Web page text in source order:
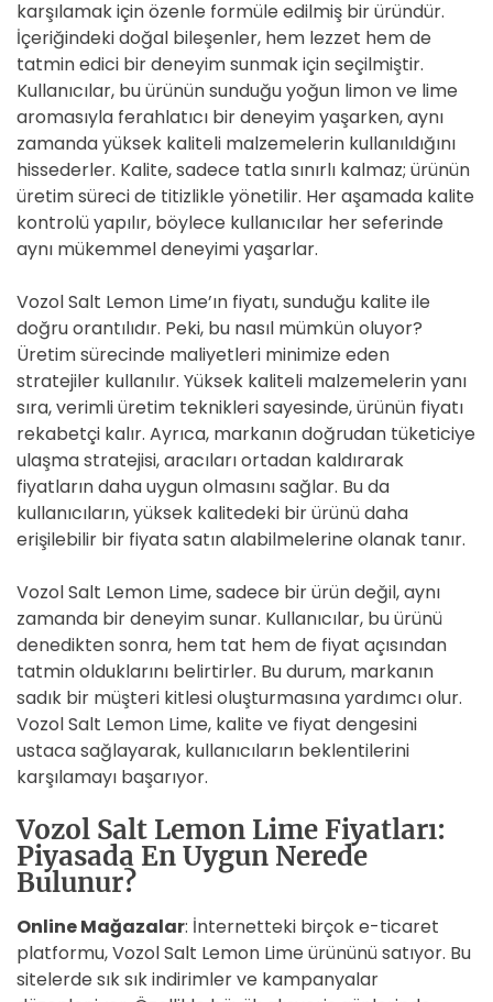
karşılamak için özenle formüle edilmiş bir üründür.
İçeriğindeki doğal bileşenler, hem lezzet hem de
tatmin edici bir deneyim sunmak için seçilmiştir.
Kullanıcılar, bu ürünün sunduğu yoğun limon ve lime
aromasıyla ferahlatıcı bir deneyim yaşarken, aynı
zamanda yüksek kaliteli malzemelerin kullanıldığını
hissederler. Kalite, sadece tatla sınırlı kalmaz; ürünün
üretim süreci de titizlikle yönetilir. Her aşamada kalite
kontrolü yapılır, böylece kullanıcılar her seferinde
aynı mükemmel deneyimi yaşarlar.
Vozol Salt Lemon Lime’ın fiyatı, sunduğu kalite ile
doğru orantılıdır. Peki, bu nasıl mümkün oluyor?
Üretim sürecinde maliyetleri minimize eden
stratejiler kullanılır. Yüksek kaliteli malzemelerin yanı
sıra, verimli üretim teknikleri sayesinde, ürünün fiyatı
rekabetçi kalır. Ayrıca, markanın doğrudan tüketiciye
ulaşma stratejisi, aracıları ortadan kaldırarak
fiyatların daha uygun olmasını sağlar. Bu da
kullanıcıların, yüksek kalitedeki bir ürünü daha
erişilebilir bir fiyata satın alabilmelerine olanak tanır.
Vozol Salt Lemon Lime, sadece bir ürün değil, aynı
zamanda bir deneyim sunar. Kullanıcılar, bu ürünü
denedikten sonra, hem tat hem de fiyat açısından
tatmin olduklarını belirtirler. Bu durum, markanın
sadık bir müşteri kitlesi oluşturmasına yardımcı olur.
Vozol Salt Lemon Lime, kalite ve fiyat dengesini
ustaca sağlayarak, kullanıcıların beklentilerini
karşılamayı başarıyor.
Vozol Salt Lemon Lime Fiyatları:
Piyasada En Uygun Nerede
Bulunur?
Online Mağazalar: İnternetteki birçok e-ticaret
platformu, Vozol Salt Lemon Lime ürününü satıyor. Bu
sitelerde sık sık indirimler ve kampanyalar